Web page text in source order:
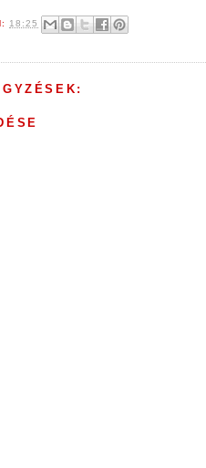
18:25